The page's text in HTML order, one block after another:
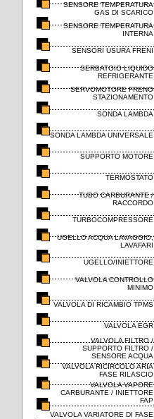
SENSORE TEMPERATURA
GAS DI SCARICO
SENSORE TEMPERATURA
INTERNA
SENSORI USURA FRENI
SERBATOIO LIQUIDO
REFRIGERANTE
SERVOMOTORE FRENO
STAZIONAMENTO
SONDA LAMBDA
SONDA LAMBDA UNIVERSALE
SUPPORTO MOTORE
TERMOSTATO
TUBO CARBURANTE /
RACCORDO
TURBOCOMPRESSORE
UGELLO ACQUA LAVAGGIO,
LAVAFARI
UGELLO/INIETTORE
VALVOLA CONTROLLO
MINIMO
VALVOLA DI RICAMBIO TPMS
VALVOLA EGR
VALVOLA FILTRO /
SUPPORTO FILTRO /
SENSORE ACQUA
VALVOLA RICIRCOLO ARIA
FASE RILASCIO
VALVOLA VAPORE
CARBURANTE / INIETTORE
FAP
VALVOLA VARIATORE DI FASE